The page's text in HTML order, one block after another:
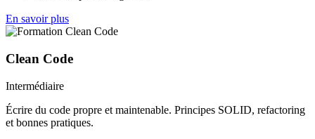
En savoir plus
Clean Code
Intermédiaire
Écrire du code propre et maintenable. Principes SOLID, refactoring
et bonnes pratiques.